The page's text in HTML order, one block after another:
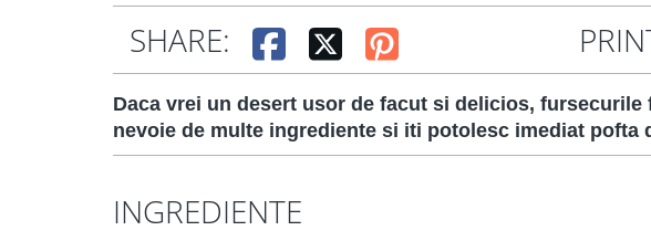
SHARE:
Daca vrei un desert usor de facut si delicios, fursecurile
nevoie de multe ingrediente si iti potolesc imediat pofta
INGREDIENTE